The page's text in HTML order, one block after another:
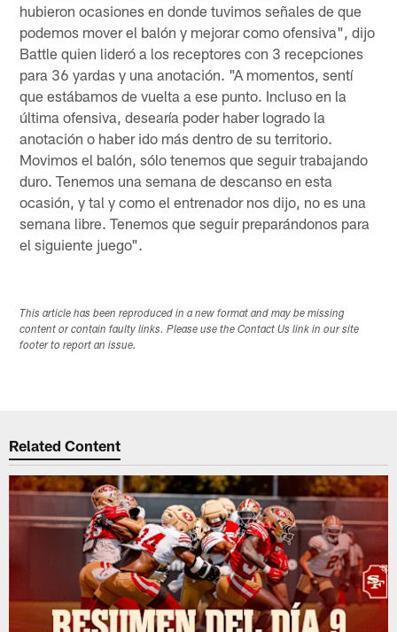
hubieron ocasiones en donde tuvimos señales de que
podemos mover el balón y mejorar como ofensiva", dijo
Battle quien lideró a los receptores con 3 recepciones
para 36 yardas y una anotación. "A momentos, sentí
que estábamos de vuelta a ese punto. Incluso en la
última ofensiva, desearía poder haber logrado la
anotación o haber ido más dentro de su territorio.
Movimos el balón, sólo tenemos que seguir trabajando
duro. Tenemos una semana de descanso en esta
ocasión, y tal y como el entrenador nos dijo, no es una
semana libre. Tenemos que seguir preparándonos para
el siguiente juego".
This article has been reproduced in a new format and may be missing
content or contain faulty links. Please use the Contact Us link in our site
footer to report an issue.
Related Content